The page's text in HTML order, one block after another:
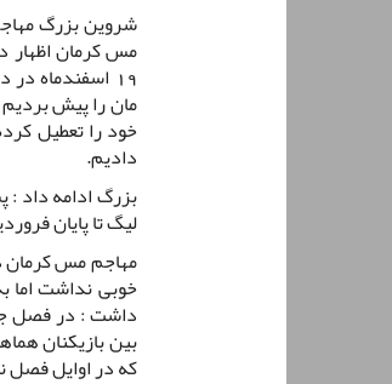
شروین بزرگ
مس کرمان اظهار
19 اسفندماه
مان را پیش
خود را تعطیل
دادیم.
بزرگ ادامه داد :
لیگ تا پایان
مهاجم مس کرمان
خوبی نداشت اما
بین بازیکنان
که در اوایل فصل